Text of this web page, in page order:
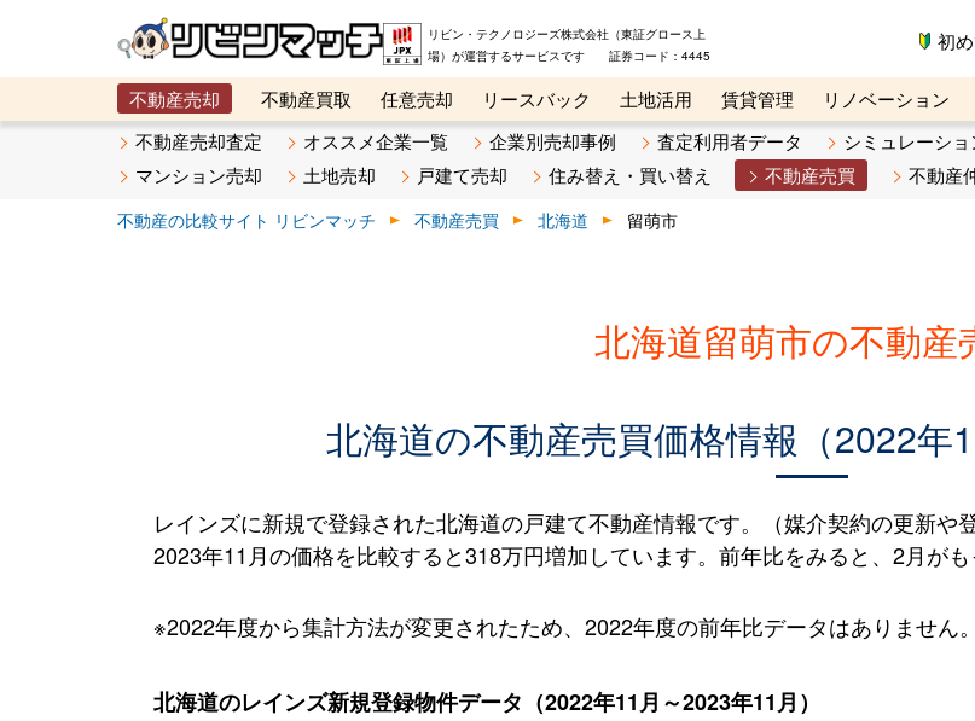
リビン・テクノロジーズ株式会社（東証グロース上
場）が運営するサービスです 証券コード：4445
初
不動産売却 不動産買取 任意売却 リースバック 土地活用 賃貸管理 リノベーション
メタ住宅展示場
ベスト不動産カンパニー オンライン講座 リビンマガジンBiz 不動産売却ご相
不動産売却査定 オススメ企業一覧 企業別売却事例 査定利用者データ
シミュレーショ
マンション売却
土地売却 戸建て売却 住み替え・買い替え 不動産売買 不動産
不動産の比較サイト リビンマッチ 不動産売買 北海道 留萌市
北海道留萌市の不動産
北海道の不動産売買価格情報（2022年
レインズに新規で登録された北海道の戸建て不動産情報です。（媒介契約の更新や
2023年11月の価格を比較すると318万円増加しています。前年比をみると、2月がも
※2022年度から集計方法が変更されたため、2022年度の前年比データはありません。
北海道のレインズ新規登録物件データ（2022年11月～2023年11月）